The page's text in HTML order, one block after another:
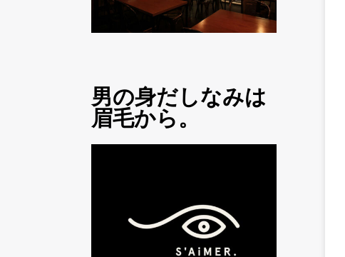
男の身だしなみは
眉毛から。